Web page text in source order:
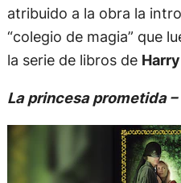
atribuido a la obra la
“colegio de magia” que
la serie de libros de
La princesa prometida